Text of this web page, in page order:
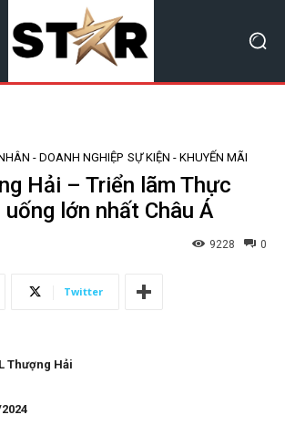
- DOANH NGHIỆP SỰ KIỆN - KHUYẾN MÃI
Hải – Triển lãm Thực
lớn nhất Châu Á
0
9228
Twitter
Thượng Hải